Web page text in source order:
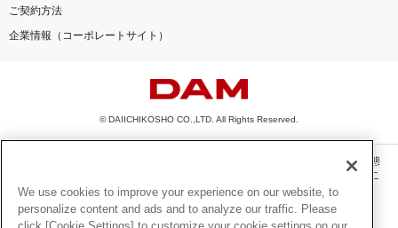
ご契約方法
企業情報（コーポレートサイト）
© DAIICHIKOSHO CO.,LTD. All Rights Reserved.
このサイトに掲載されている一切の文章・画像・写真・動画・音声等を、手段や形態
を問わず、著作権法の定める範囲を超えて無断で複製、転載、ファイル化などするこ
とを禁じます。
楽曲及びコンテンツは、機種によりご利用いただけない場合があります。
We use cookies to improve your experience on our website, to
personalize content and ads and to analyze our traffic. Please